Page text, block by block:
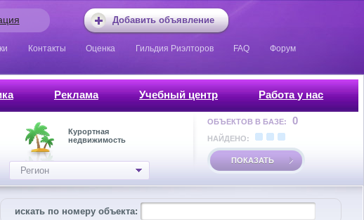
Добавить объявление
Контакты Оценка Гильдия Риэлторов FAQ Форум
Реклама Учебный центр Работа у нас
Курортная
недвижимость
Регион
ОБЪЕКТОВ В БАЗЕ: 0
НАЙДЕНО:
ПОКАЗАТЬ
искать по номеру объекта: